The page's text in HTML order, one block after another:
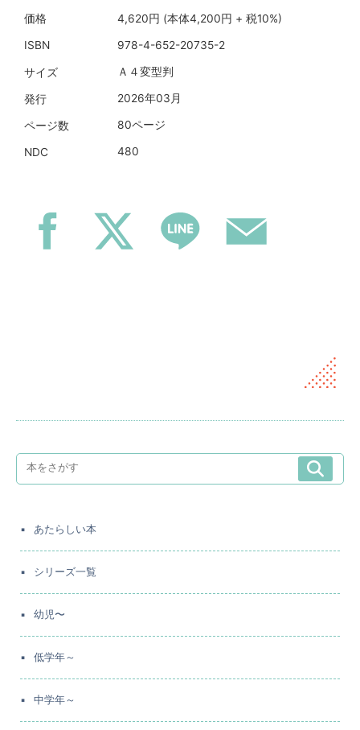
価格 4,620円 (本体4,200円 + 税10%)
ISBN 978-4-652-20735-2
サイズ Ａ４変型判
発行 2026年03月
ページ数 80ページ
NDC 480
あたらしい本
シリーズ一覧
幼児〜
低学年～
中学年～